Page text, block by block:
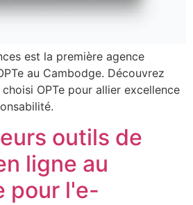
est la première agence
au Cambodge. Découvrez
OPTe pour allier excellence
outils de
ligne au
pour l'e-